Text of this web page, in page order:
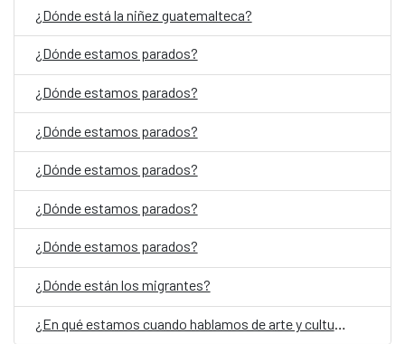
¿Dónde está la niñez guatemalteca?
¿Dónde estamos parados?
¿Dónde estamos parados?
¿Dónde estamos parados?
¿Dónde estamos parados?
¿Dónde estamos parados?
¿Dónde estamos parados?
¿Dónde están los migrantes?